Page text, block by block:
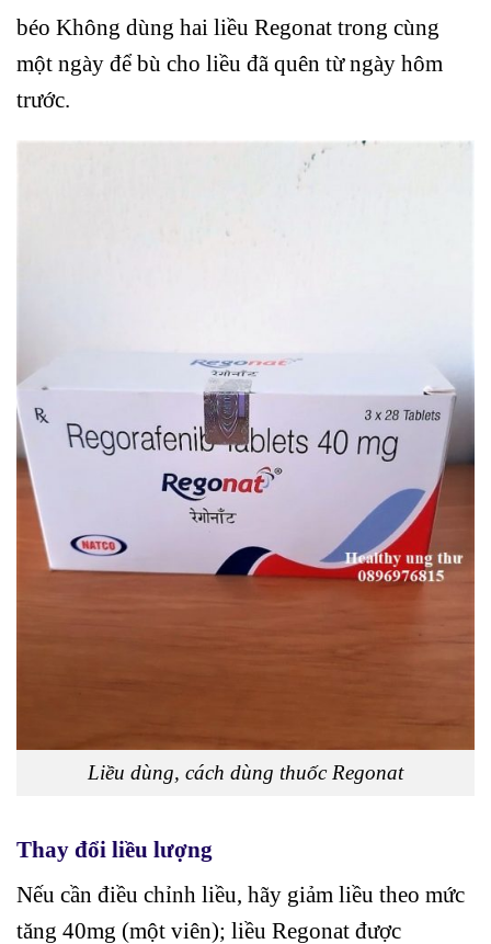
béo Không dùng hai liều Regonat trong cùng
một ngày để bù cho liều đã quên từ ngày hôm
trước.
Liều dùng, cách dùng thuốc Regonat
Thay đổi liều lượng
Nếu cần điều chỉnh liều, hãy giảm liều theo mức
tăng 40mg (một viên); liều Regonat được